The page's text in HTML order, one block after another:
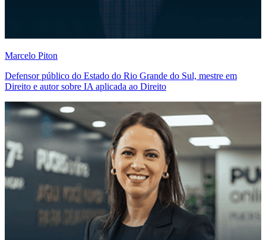
Marcelo Piton
Defensor público do Estado do Rio Grande do Sul, mestre em
Direito e autor sobre IA aplicada ao Direito